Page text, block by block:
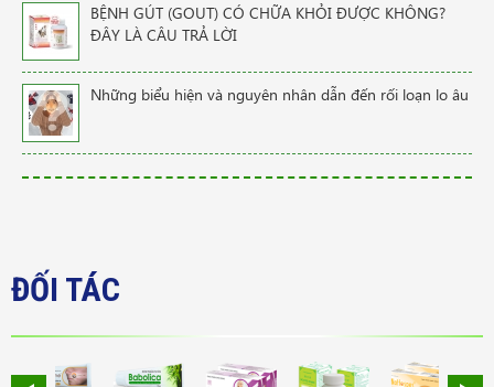
BỆNH GÚT (GOUT) CÓ CHỮA KHỎI ĐƯỢC KHÔNG?
ĐÂY LÀ CÂU TRẢ LỜI
Những biểu hiện và nguyên nhân dẫn đến rối loạn lo âu
ĐỐI TÁC